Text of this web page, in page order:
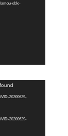
amou-oblo-
20200629-
20200629-